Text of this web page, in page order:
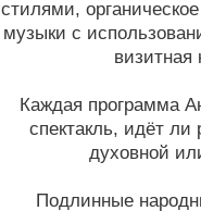
стилями,
музыки с
визитная
Каждая программа
спектакль, идёт ли
духовной
Подлинные